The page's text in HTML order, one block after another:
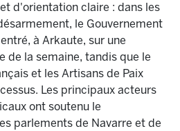
d'orientation claire : dans les
le Gouvernement
à Arkaute, sur une
de la semaine, tandis que le
et les Artisans de Paix
Les principaux acteurs
ont soutenu le
parlements de Navarre et de